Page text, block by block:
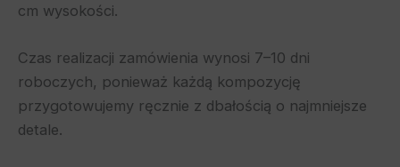
cm wysokości.
Czas realizacji zamówienia wynosi 7–10 dni
roboczych, ponieważ każdą kompozycję
przygotowujemy ręcznie z dbałością o najmniejsze
detale.